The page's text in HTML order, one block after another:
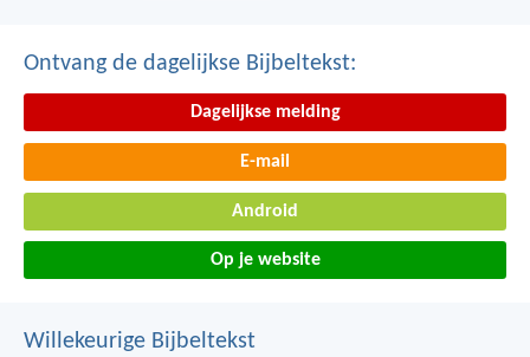
Ontvang de dagelijkse Bijbeltekst:
Dagelijkse melding
E-mail
Android
Op je website
Willekeurige Bijbeltekst